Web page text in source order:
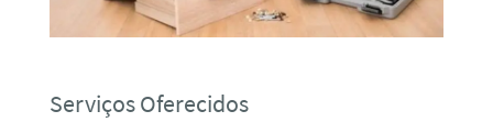
Serviços Oferecidos